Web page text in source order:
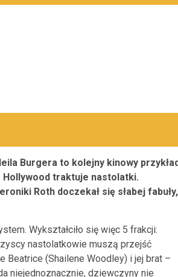
Burgera to kolejny kinowy
traktuje nastolatki.
Roth doczekał się słabej fabuły,
Wykształciło się więc 5 frakcji:
nastolatkowie muszą przejść
Beatrice (Shailene Woodley) i jej brat –
niejednoznacznie, dziewczyny nie